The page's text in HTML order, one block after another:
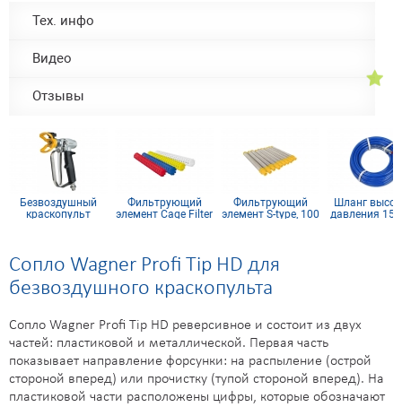
Тех. инфо
Видео
Отзывы
Безвоздушный
краскопульт
Фильтрующий
элемент Cage Filter
Фильтрующий
элемент S-type, 100
Шланг
давления
Сопло Wagner Profi Tip HD для
безвоздушного краскопульта
Сопло Wagner Profi Tip HD реверсивное и состоит из двух
частей: пластиковой и металлической. Первая часть
показывает направление форсунки: на распыление (острой
стороной вперед) или прочистку (тупой стороной вперед). На
пластиковой части расположены цифры, которые обозначают